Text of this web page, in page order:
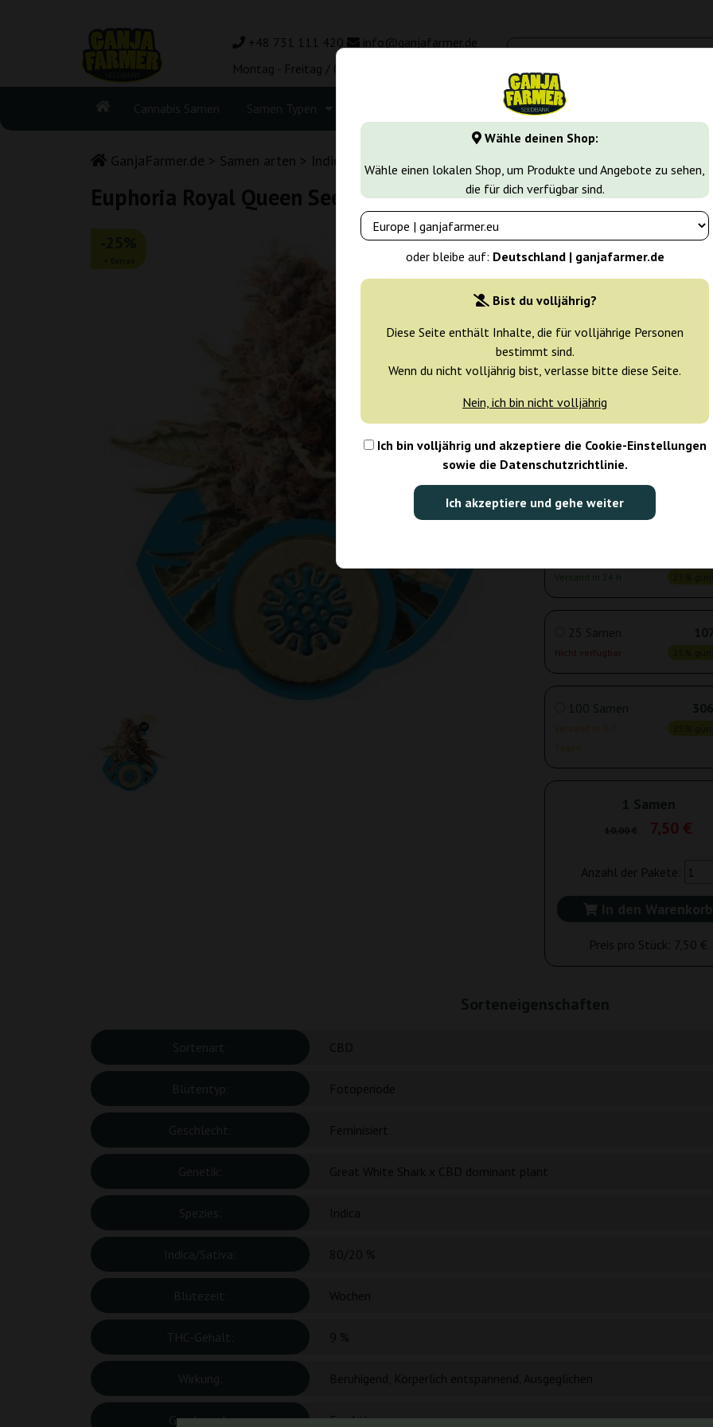
Wähle deinen Shop:
Wähle einen lokalen Shop, um Produkte und Angebote zu sehen,
die für dich verfügbar sind.
oder bleibe auf: Deutschland | ganjafarmer.de
Bist du volljährig?
Diese Seite enthält Inhalte, die für volljährige Personen
bestimmt sind.
Wenn du nicht volljährig bist, verlasse bitte diese Seite.
Nein, ich bin nicht volljährig
Ich bin volljährig und akzeptiere die Cookie-Einstellungen
sowie die Datenschutzrichtlinie.
Ich akzeptiere und gehe weiter
+48 731 111 420
info@ganjafarmer.de
Montag - Freitag / 08:00 - 16:00
Cannabis Samen Samen Typen Cannabis Sorten
GanjaFarmer.de Samen arten Indica samen
Euphoria Royal Queen Seeds
Royal Queen Seeds
1 Samen
Versand in 24 h
3 Samen
Versand in 24 h 25%
5 Samen
Versand in 24 h
Versand in 24 h
25 Samen
Nicht verfügbar
100 Samen
Versand in 3-7
Tagen
1 Samen
10,00 € 7,50 €
Anzahl der Pakete:
In den Warenkorb
Preis pro Stück: 7,50 €
Sorteneigenschaften
Sortenart:
Blütentyp:
Geschlecht:
Genetik:
Spezies:
Indica/Sativa:
Blütezeit:
THC-Gehalt:
Wirkung:
Geschmack: Fruchtig